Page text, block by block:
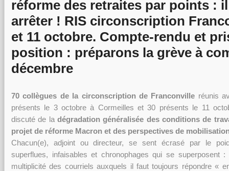
réforme des retraites par points :
arrêter ! RIS circonscription
et 11 octobre. Compte-rendu et
position : préparons la grève à
décembre
70 collègues de la circonscription de Franconville réunis
présents le 3 octobre à Cormeilles et 30 présents le 11
discuté de la dégradation généralisée des conditions de
projet de réforme Macron et des perspectives de
Chacun(e), adjoint ou directeur, se sent écrasé par le
superflues, infaisables et chronophages qui se superposent
multiplicité des courriels auxquels il faut toujours répondre «